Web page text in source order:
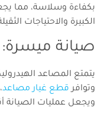
بكفاءة وسلاسة، مما
الكبيرة والاحتياجات
صيانة ميسرة:
يتمتع المصاعد
وتوافر قطع غيار مصاعد
ويجعل عمليات الصيانة